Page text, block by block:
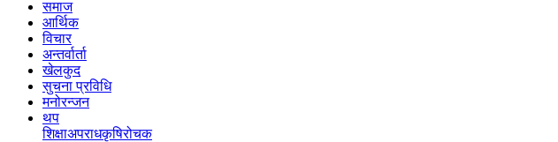
समाज
आर्थिक
विचार
अन्तर्वार्ता
खेलकुद
सुचना प्रविधि
मनोरन्जन
थप
शिक्षाअपराधकृषिरोचक